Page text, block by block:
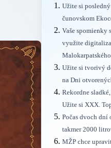
Užite si
čunovskom
Vaše spomienky
využite
Užite si tvorivý
na Dni
Rekordne
Užite si XXX.
Počas dvoch dní
takmer 2000
MŽP chce